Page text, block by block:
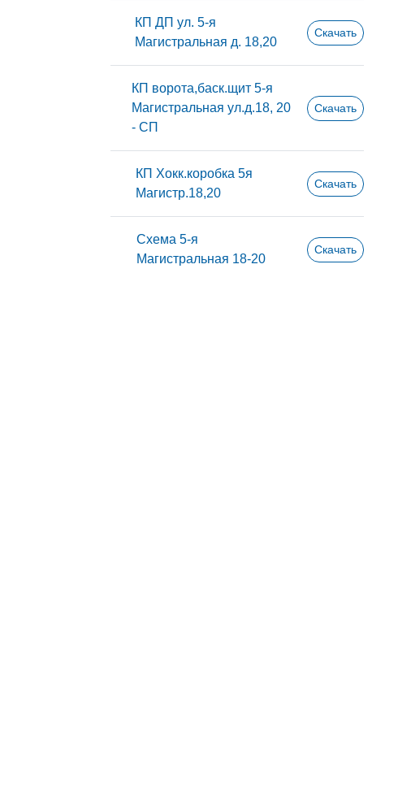
КП ДП ул. 5-я
Магистральная д. 18,20
Скачать
КП ворота,баск.щит 5-я
Магистральная ул.д.18, 20
- СП
Скачать
КП Хокк.коробка 5я
Магистр.18,20
Скачать
Схема 5-я
Магистральная 18-20
Скачать